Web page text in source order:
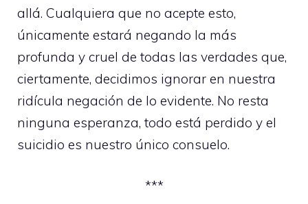
allá. Cualquiera que no acepte esto,
únicamente estará negando la más
profunda y cruel de todas las verdades que,
ciertamente, decidimos ignorar en nuestra
ridícula negación de lo evidente. No resta
ninguna esperanza, todo está perdido y el
suicidio es nuestro único consuelo.
***